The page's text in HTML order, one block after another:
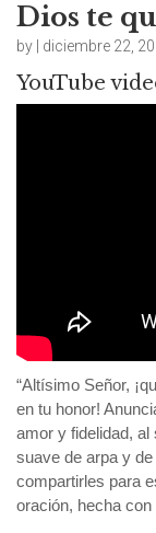
Dios te
by | diciembre 22,
YouTube
“Altísimo Señor,
en tu honor!
amor y fidelidad,
suave de arpa y
compartirles para
oración, hecha